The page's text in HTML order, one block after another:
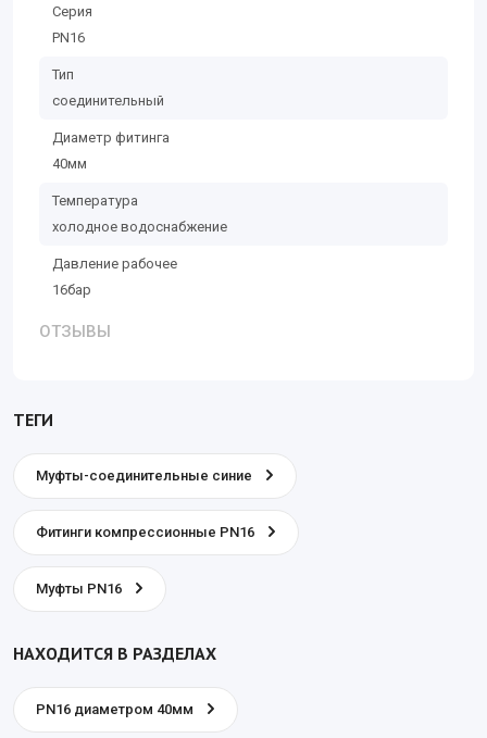
Серия
PN16
Тип
соединительный
Диаметр фитинга
40мм
Температура
холодное водоснабжение
Давление рабочее
16бар
ОТЗЫВЫ
ТЕГИ
Муфты-соединительные синие
Фитинги компрессионные PN16
Муфты PN16
НАХОДИТСЯ В РАЗДЕЛАХ
PN16 диаметром 40мм